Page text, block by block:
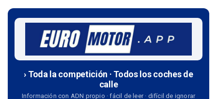
› Toda la competición · Todos los coches de
calle
Información con ADN propio · fácil de leer · difícil de ignorar